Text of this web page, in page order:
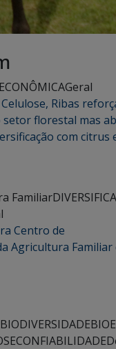
Geral
Ribas
florestal mas
com citrus
Familiar
Centro de
Agricultura Familiar
BIODIVERSIDADE
CONFIABILIDADE